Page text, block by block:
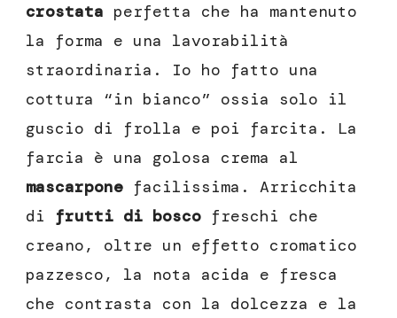
crostata perfetta che ha mantenuto
la forma e una lavorabilità
straordinaria. Io ho fatto una
cottura “in bianco” ossia solo il
guscio di frolla e poi farcita. La
farcia è una golosa crema al
mascarpone facilissima. Arricchita
di frutti di bosco freschi che
creano, oltre un effetto cromatico
pazzesco, la nota acida e fresca
che contrasta con la dolcezza e la